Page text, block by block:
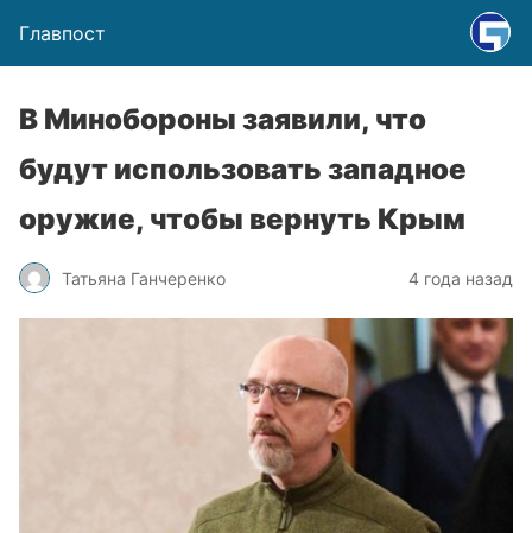
Главпост
В Минобороны заявили, что
будут использовать западное
оружие, чтобы вернуть Крым
Татьяна Ганчеренко 4 года назад